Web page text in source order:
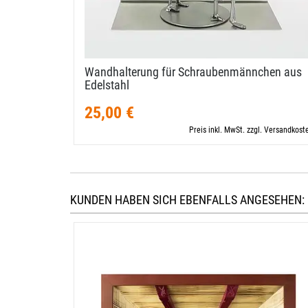
Wandhalterung für Schraubenmännchen aus
Edelstahl
25,00 €
Preis inkl. MwSt. zzgl.
KUNDEN HABEN SICH EBENFALLS ANGESEHEN: